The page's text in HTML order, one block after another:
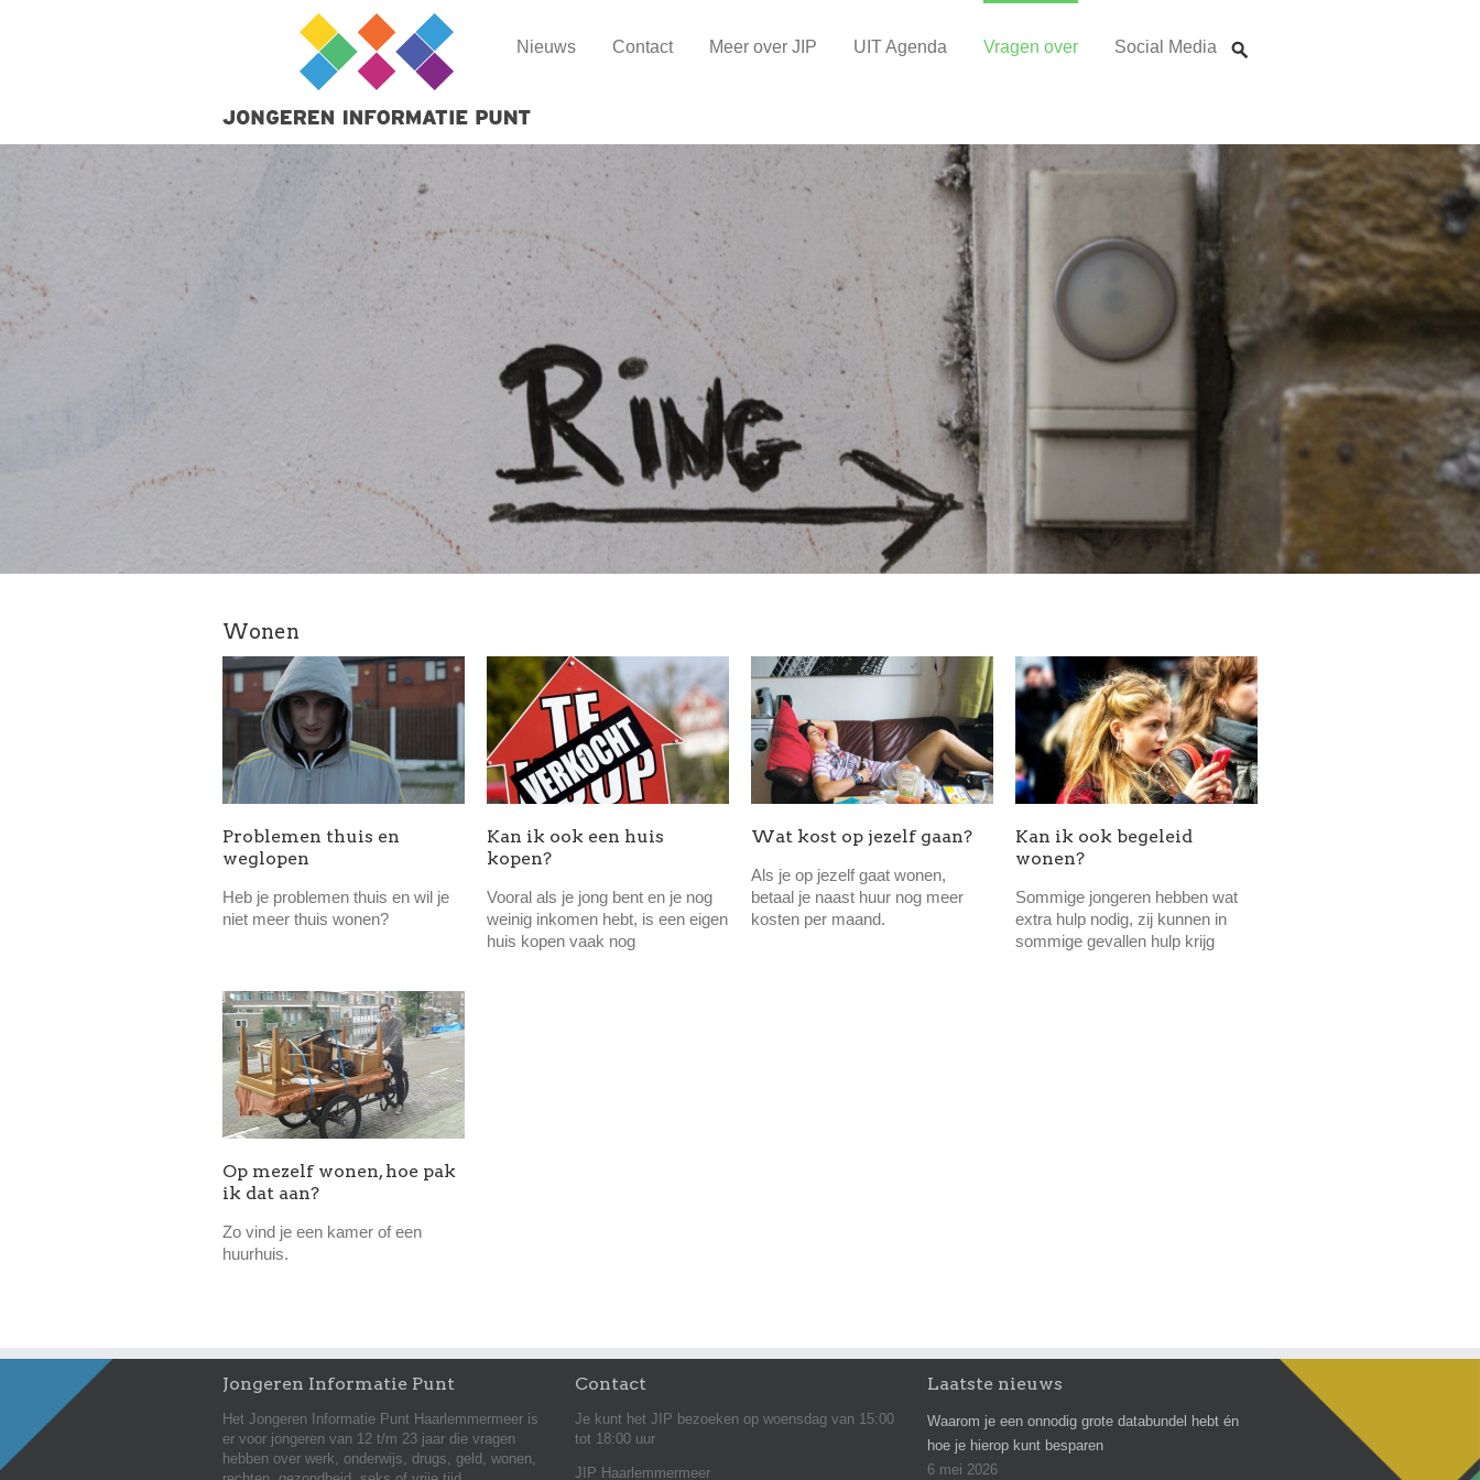
Nieuws Contact Meer over JIP UIT Agenda Vragen over Social Media
Wonen
Problemen thuis en
weglopen
Heb je problemen thuis en wil je
niet meer thuis wonen?
Kan ik ook een huis
kopen?
Vooral als je jong bent en je nog
weinig inkomen hebt, is een eigen
huis kopen vaak nog
Wat kost op jezelf gaan?
Als je op jezelf gaat wonen,
betaal je naast huur nog meer
kosten per maand.
Kan ik ook begeleid
wonen?
Sommige jongeren hebben wat
extra hulp nodig, zij kunnen in
sommige gevallen hulp krijg
Op mezelf wonen, hoe pak
ik dat aan?
Zo vind je een kamer of een
huurhuis.
Jongeren Informatie Punt
Het Jongeren Informatie Punt Haarlemmermeer is
er voor jongeren van 12 t/m 23 jaar die vragen
hebben over werk, onderwijs, drugs, geld, wonen,
Contact
Je kunt het JIP bezoeken op woensdag van 15:00
tot 18:00 uur
JIP Haarlemmermeer
Laatste nieuws
Waarom je een onnodig grote databundel hebt én
hoe je hierop kunt besparen
6 mei 2026